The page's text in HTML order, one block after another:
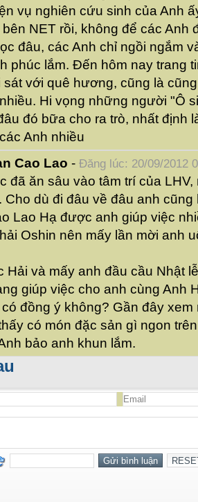
vụ nghiên cứu sinh của Anh
NET rồi, không để các Anh
đâu, các Anh chỉ ngồi ngắm
phúc lắm. Đến hôm nay trang
sát với quê hương, cũng là
Hi vọng những người "Ô
đó bữa cho ra trò, nhất định
Anh nhiều
Cao Lao - Đăng lúc: 20/09/2012
đã ăn sâu vào tâm trí của
Cho dù đi đâu về đâu anh
Lao Hạ được anh giúp việc
Oshin nên mấy lần mời anh
Hải và mấy anh đầu cầu Nhật
giúp việc cho anh cùng Anh
có đồng ý không? Gần đây
có món đặc sản gì ngon
bảo anh khun lắm.